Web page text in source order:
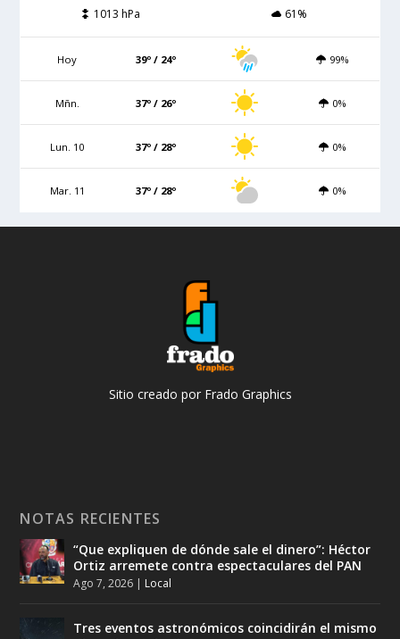
1013 hPa
61%
Hoy 39º / 24º 99%
Mñn. 37º / 26º 0%
Lun. 10 37º / 28º 0%
Mar. 11 37º / 28º 0%
Sitio creado por Frado Graphics
NOTAS RECIENTES
“Que expliquen de dónde sale el dinero”: Héctor
Ortiz arremete contra espectaculares del PAN
Ago 7, 2026 | Local
Tres eventos astronómicos coincidirán el mismo